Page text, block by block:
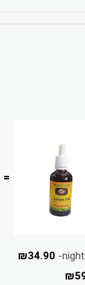
=
-
₪34.90
₪